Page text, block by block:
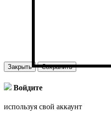
Закрыть Сохранить
Войдите
используя свой аккаунт